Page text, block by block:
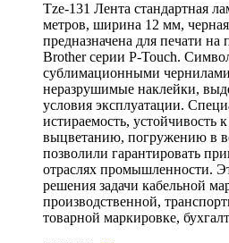
Tze-131 Лента стандартная
метров, ширина 12 мм,
предназначена для печати
Brother серии P-Touch.
сублимационными
неразрушимые наклейки,
условия эксплуатации.
истираемость, устойчивость
выцветанию, погружению в
позволили гарантировать
отраслях промышленности.
решения задачи кабельной
производственной,
товарной маркировке,